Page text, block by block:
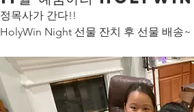
정목사가 간다!!
HolyWin Night 선물 잔치 후 선물 배송~